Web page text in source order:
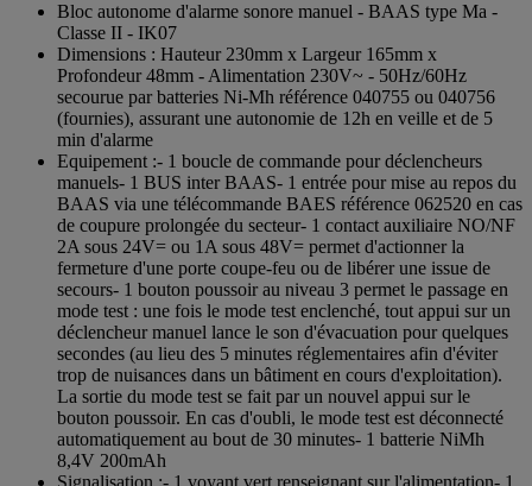
Bloc autonome d'alarme sonore manuel - BAAS type Ma -
Classe II - IK07
Dimensions : Hauteur 230mm x Largeur 165mm x
Profondeur 48mm - Alimentation 230V~ - 50Hz/60Hz
secourue par batteries Ni-Mh référence 040755 ou 040756
(fournies), assurant une autonomie de 12h en veille et de 5
min d'alarme
Equipement :- 1 boucle de commande pour déclencheurs
manuels- 1 BUS inter BAAS- 1 entrée pour mise au repos du
BAAS via une télécommande BAES référence 062520 en cas
de coupure prolongée du secteur- 1 contact auxiliaire NO/NF
2A sous 24V= ou 1A sous 48V= permet d'actionner la
fermeture d'une porte coupe-feu ou de libérer une issue de
secours- 1 bouton poussoir au niveau 3 permet le passage en
mode test : une fois le mode test enclenché, tout appui sur un
déclencheur manuel lance le son d'évacuation pour quelques
secondes (au lieu des 5 minutes réglementaires afin d'éviter
trop de nuisances dans un bâtiment en cours d'exploitation).
La sortie du mode test se fait par un nouvel appui sur le
bouton poussoir. En cas d'oubli, le mode test est déconnecté
automatiquement au bout de 30 minutes- 1 batterie NiMh
8,4V 200mAh